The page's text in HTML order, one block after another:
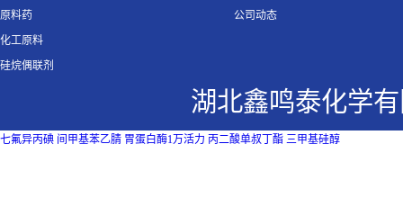
原料药
化工原料
硅烷偶联剂
公司动态
湖北鑫鸣泰化学
七氟异丙碘 间甲基苯乙腈 胃蛋白酶1万活力 丙二酸单叔丁酯 三甲基硅醇